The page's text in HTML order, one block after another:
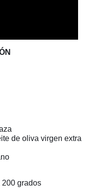
de oliva virgen extra
200 grados